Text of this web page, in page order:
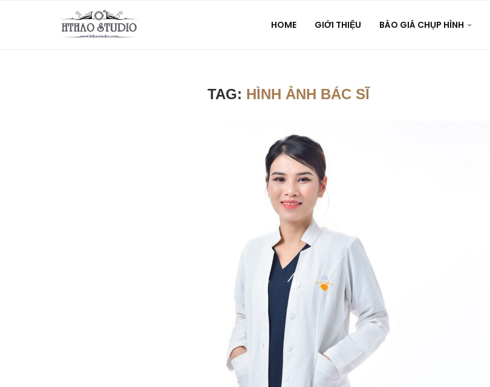
HOME GIỚI THIỆU BÁO GIÁ CHỤP HÌNH
TAG: HÌNH ẢNH BÁC SĨ